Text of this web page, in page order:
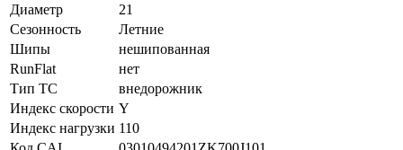
Диаметр
21
Сезонность
Летние
Шипы
нешипованная
RunFlat
нет
Тип ТС
внедорожник
Индекс скорости Y
Индекс нагрузки 110